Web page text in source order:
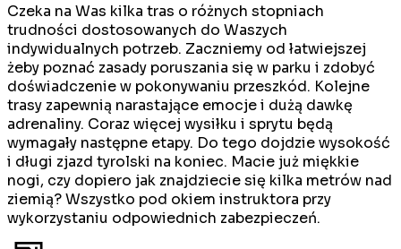
Czeka na Was kilka tras o różnych stopniach
trudności dostosowanych do Waszych
indywidualnych potrzeb. Zaczniemy od łatwiejszej
żeby poznać zasady poruszania się w parku i zdobyć
doświadczenie w pokonywaniu przeszkód. Kolejne
trasy zapewnią narastające emocje i dużą dawkę
adrenaliny. Coraz więcej wysiłku i sprytu będą
wymagały następne etapy. Do tego dojdzie wysokość
i długi zjazd tyrolski na koniec. Macie już miękkie
nogi, czy dopiero jak znajdziecie się kilka metrów nad
ziemią? Wszystko pod okiem instruktora przy
wykorzystaniu odpowiednich zabezpieczeń.